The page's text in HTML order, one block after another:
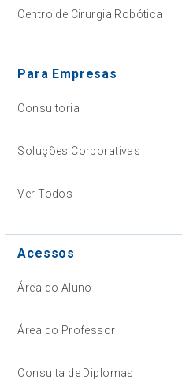
Centro de Cirurgia Robótica
Para Empresas
Consultoria
Soluções Corporativas
Ver Todos
Acessos
Área do Aluno
Área do Professor
Consulta de Diplomas